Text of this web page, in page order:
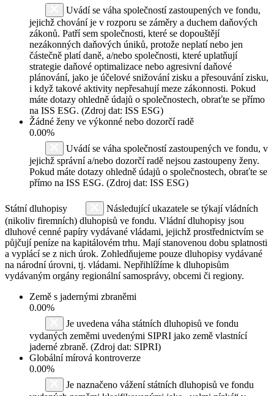
Uvádí se váha společností zastoupených ve fondu,
jejichž chování je v rozporu se záměry a duchem daňových
zákonů. Patří sem společnosti, které se dopouštějí
nezákonných daňových úniků, protože neplatí nebo jen
částečně platí daně, a/nebo společnosti, které uplatňují
strategie daňové optimalizace nebo agresivní daňové
plánování, jako je účelové snižování zisku a přesouvání zisku,
i když takové aktivity nepřesahují meze zákonnosti. Pokud
máte dotazy ohledně údajů o společnostech, obraťte se přímo
na ISS ESG. (Zdroj dat: ISS ESG)
Žádné ženy ve výkonné nebo dozorčí radě
0.00%
Uvádí se váha společností zastoupených ve fondu, v
jejichž správní a/nebo dozorčí radě nejsou zastoupeny ženy.
Pokud máte dotazy ohledně údajů o společnostech, obraťte se
přímo na ISS ESG. (Zdroj dat: ISS ESG)
Státní dluhopisy
Následující ukazatele se týkají vládních
(nikoliv firemních) dluhopisů ve fondu. Vládní dluhopisy jsou
dluhové cenné papíry vydávané vládami, jejichž prostřednictvím se
půjčují peníze na kapitálovém trhu. Mají stanovenou dobu splatnosti
a vyplácí se z nich úrok. Zohledňujeme pouze dluhopisy vydávané
na národní úrovni, tj. vládami. Nepřihlížíme k dluhopisům
vydávaným orgány regionální samosprávy, obcemi či regiony.
Země s jadernými zbraněmi
0.00%
Je uvedena váha státních dluhopisů ve fondu
vydaných zeměmi uvedenými SIPRI jako země vlastnící
jaderné zbraně. (Zdroj dat: SIPRI)
Globální mírová kontroverze
0.00%
Je naznačeno vážení státních dluhopisů ve fondu